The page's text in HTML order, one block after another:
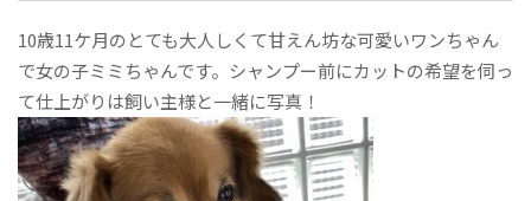
10歳11ケ月のとても大人しくて甘えん坊な可愛いワンちゃん
で女の子ミミちゃんです。シャンプー前にカットの希望を伺っ
て仕上がりは飼い主様と一緒に写真！